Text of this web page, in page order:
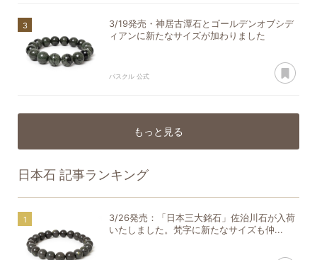
3/19発売・神居古潭石とゴールデンオブシデ
ィアンに新たなサイズが加わりました
パスクル 公式
もっと見る
日本石 記事ランキング
3/26発売：「日本三大銘石」佐治川石が入荷
いたしました。梵字に新たなサイズも仲...